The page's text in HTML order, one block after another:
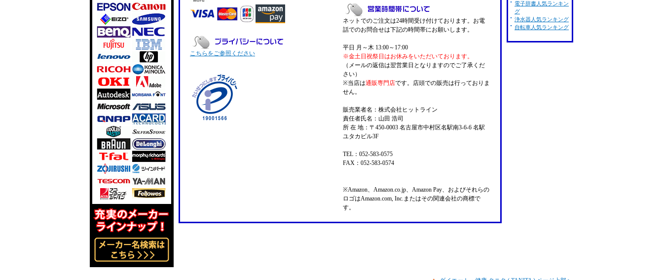
こちらをご参照ください
ネットでのご注文は24時間受け付けております。お電
話でのお問合せは下記の時間帯にお願いします。
平日 月～木 13:00～17:00
※金土日祝祭日はお休みをいただいております。
（メールの返信は翌営業日となりますのでご了承くだ
さい）
※当店は通販専門店です。店頭での販売は行っておりま
せん。
販売業者名：株式会社ヒットライン
責任者氏名：山田 浩司
所 在 地：〒450-0003 名古屋市中村区名駅南3-6-6 名駅
ユタカビル3F
TEL：052-583-0575
FAX：052-583-0574
※Amazon、Amazon.co.jp、Amazon Pay、およびそれらの
ロゴはAmazon.com, Inc.またはその関連会社の商標で
す。
電子辞書人気ランキン
グ
浄水器人気ランキング
自転車人気ランキング